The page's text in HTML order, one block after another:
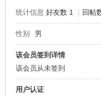
统计信息 好友数 1 | 回帖
性别 男
该会员签到详情
该会员从未签到
用户认证